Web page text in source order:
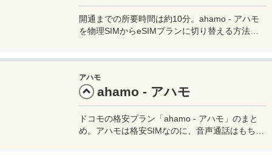
開通までの所要時間は約10分。ahamo - アハモ
を物理SIMからeSIMプランに切り替える方法。
アハモ
ahamo - アハモ
ドコモの格安プラン「ahamo - アハモ」のまと
め。アハモは格安SIMなのに、音声通話はもちろ